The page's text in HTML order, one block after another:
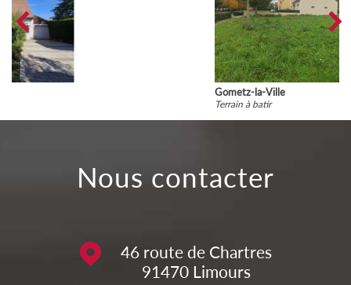
nous contacter
46 route de Chartres
91470 Limours